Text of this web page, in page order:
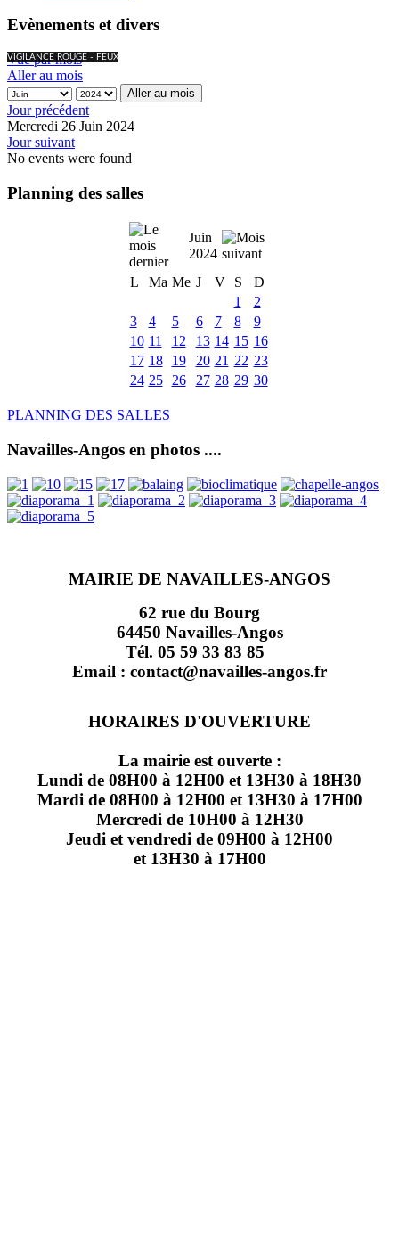
Evènements et divers
VIGILANCE ROUGE - FEUX
Vue par mois
Aller au mois
Aller au mois
Jour précédent
Mercredi 26 Juin 2024
Jour suivant
No events were found
Planning des salles
Juin
2024
L
Ma Me J V S
D
1
2
3
4 5 6 7 8
9
10 11 12 13 14 15 16
17 18 19 20 21 22 23
24 25 26 27 28 29 30
PLANNING DES SALLES
Navailles-Angos en photos ....
MAIRIE DE NAVAILLES-ANGOS
62 rue du Bourg
64450 Navailles-Angos
Tél. 05 59 33 83 85
Email : contact@navailles-angos.fr
HORAIRES D'OUVERTURE
La mairie est ouverte :
Lundi de 08H00 à 12H00 et 13H30 à 18H30
Mardi de 08H00 à 12H00 et 13H30 à 17H00
Mercredi de 10H00 à 12H30
Jeudi et vendredi de 09H00 à 12H00
et 13H30 à 17H00